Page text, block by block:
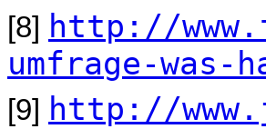
[8] http://
umfrage-
[9] http://